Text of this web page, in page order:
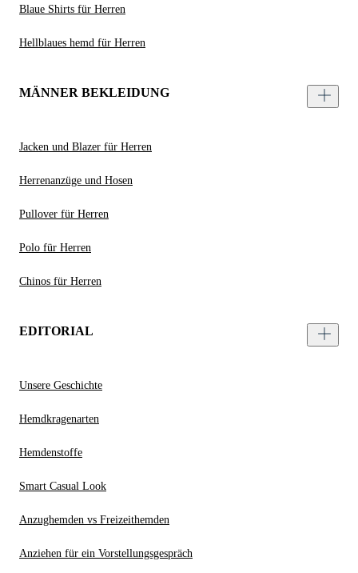
Blaue Shirts für Herren
Hellblaues hemd für Herren
MÄNNER BEKLEIDUNG
Jacken und Blazer für Herren
Herrenanzüge und Hosen
Pullover für Herren
Polo für Herren
Chinos für Herren
EDITORIAL
Unsere Geschichte
Hemdkragenarten
Hemdenstoffe
Smart Casual Look
Anzughemden vs Freizeithemden
Anziehen für ein Vorstellungsgespräch